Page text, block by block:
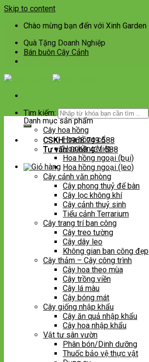
Skip to content
Chào mừng bạn đến với Xinh Garden
Quà Tặng Doanh Nghiệp
Bán buôn Cây Cảnh
Tìm kiếm:
CSKH:0968 749 588
Tư vấn:0968 431 588
Danh mục sản phẩm
Cây hoa hồng
Hoa hồng cổ
Hoa hồng Việt
Hoa hồng ngoại (bụi)
Hoa hồng ngoại (leo)
Cây cảnh văn phòng
Cây phong thuỷ để bàn
Cây lọc không khí
Cây cảnh thuỷ sinh
Tiểu cảnh Terrarium
Cây trang trí ban công
Cây treo tường
Cây dây leo
Không gian ban công đẹp
Cây thảm – Cây công trình
Cây hoa theo mùa
Cây trồng viền
Cây lá màu
Cây bóng mát
Cây giống nhập khẩu
Cây ăn quả nhập khẩu
Cây hoa nhập khẩu
Vật tư sân vườn
Phân bón/Dinh dưỡng
Thuốc bảo vệ thực vật